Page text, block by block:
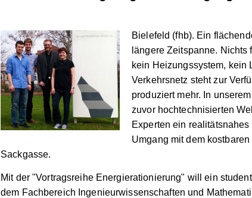
Bielefeld (fhb). Ein
längere Zeitspanne. Nichts
kein Heizungssystem, kein
Verkehrsnetz steht zur
produziert mehr. In
zuvor hochtechnisierten
Experten ein
Umgang mit dem
Sackgasse.
Mit der "Vortragsreihe Energierationierung" will ein
dem Fachbereich Ingenieurwissenschaften und